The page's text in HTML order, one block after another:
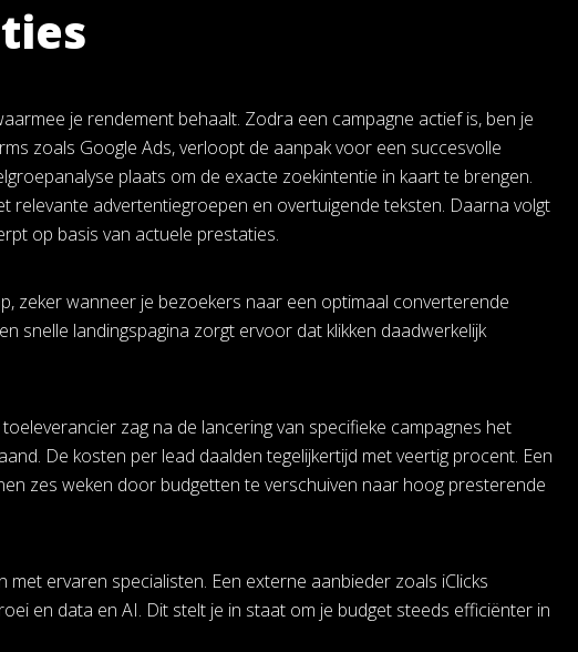
je rendement behaalt. Zodra een campagne actief is, ben je
zoals Google Ads, verloopt de aanpak voor een succesvolle
plaats om de exacte zoekintentie in kaart te brengen.
advertentiegroepen en overtuigende teksten. Daarna volgt
op basis van actuele prestaties.
zeker wanneer je bezoekers naar een optimaal converterende
snelle landingspagina zorgt ervoor dat klikken daadwerkelijk
zag na de lancering van specifieke campagnes het
De kosten per lead daalden tegelijkertijd met veertig procent. Een
zes weken door budgetten te verschuiven naar hoog presterende
ervaren specialisten. Een externe aanbieder zoals iClicks
en data en AI. Dit stelt je in staat om je budget steeds efficiënter in